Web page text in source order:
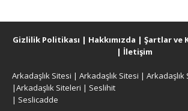
Gizlilik Politikası | Hakkımızda | Şartlar ve
| İletişim
Arkadaşlık Sitesi | Arkadaşlık Sitesi | Arkadaşlık
|Arkadaşlık Siteleri | Seslihit
| Seslicadde